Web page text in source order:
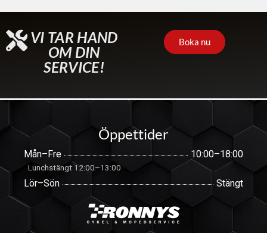
VI TAR HAND
OM DIN
SERVICE!
Boka nu
Öppettider
Mån–Fre 10:00–18:00
Lunchstängt 12:00–13:00
Lör–Sön Stängt